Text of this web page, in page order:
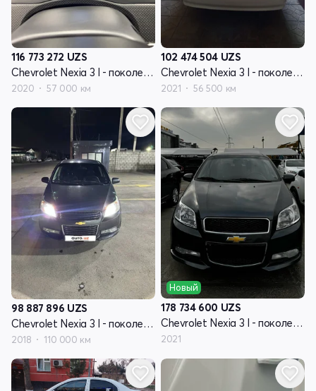
116 773 272 UZS
Chevrolet Nexia 3 I - поколение
2020 57 000 км
102 474 504 UZS
Chevrolet Nexia 3 I - поколение
2021 56 500 км
98 887 896 UZS
Chevrolet Nexia 3 I - поколение
2018 110 000 км
Новый
178 734 600 UZS
Chevrolet Nexia 3 I - поколение
2021